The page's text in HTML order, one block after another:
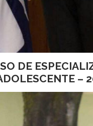
DE
–